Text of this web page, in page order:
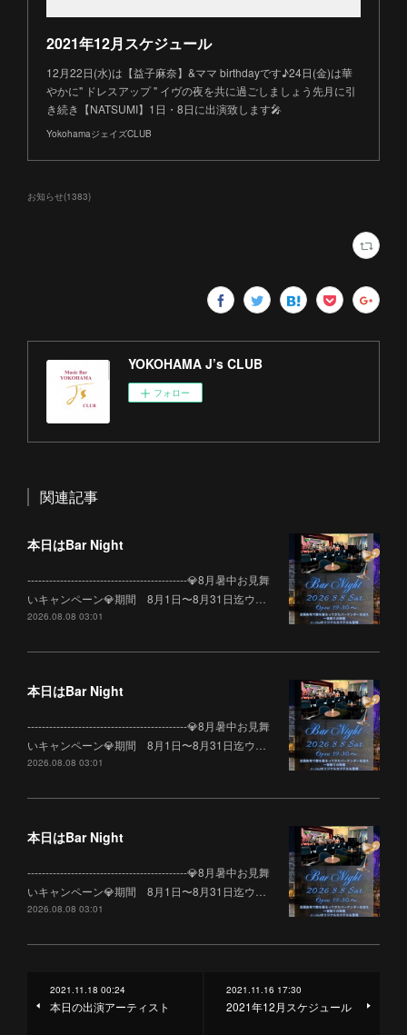
2021年12月スケジュール
12月22日(水)は【益子麻奈】&ママ birthdayです♪24日(金)は華
やかに" ドレスアップ " イヴの夜を共に過ごしましょう先月に引
き続き【NATSUMI】1日・8日に出演致します🎤
YokohamaジェイズCLUB
お知らせ(1383)
YOKOHAMA J’s CLUB
フォロー
関連記事
本日はBar Night
--------------------------------------------💎8月暑中お見舞
いキャンペーン💎期間 8月1日〜8月31日迄ウ…
2026.08.08 03:01
本日はBar Night
--------------------------------------------💎8月暑中お見舞
いキャンペーン💎期間 8月1日〜8月31日迄ウ…
2026.08.08 03:01
本日はBar Night
--------------------------------------------💎8月暑中お見舞
いキャンペーン💎期間 8月1日〜8月31日迄ウ…
2026.08.08 03:01
2021.11.18 00:24
本日の出演アーティスト
2021.11.16 17:30
2021年12月スケジュール